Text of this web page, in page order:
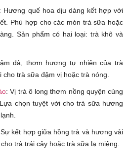
: Hương quế hoa dịu dàng kết hợp với
Phù hợp cho các món trà sữa hoặc
Sản phẩm có hai loại: trà khô và
đà, thơm hương tự nhiên của trà
cho trà sữa đậm vị hoặc trà nóng.
:Vị trà ô long thơm nồng quyện cùng
chọn tuyệt vời cho trà sữa hương
Sự kết hợp giữa hồng trà và hương vải
trà trái cây hoặc trà sữa lạ miệng.